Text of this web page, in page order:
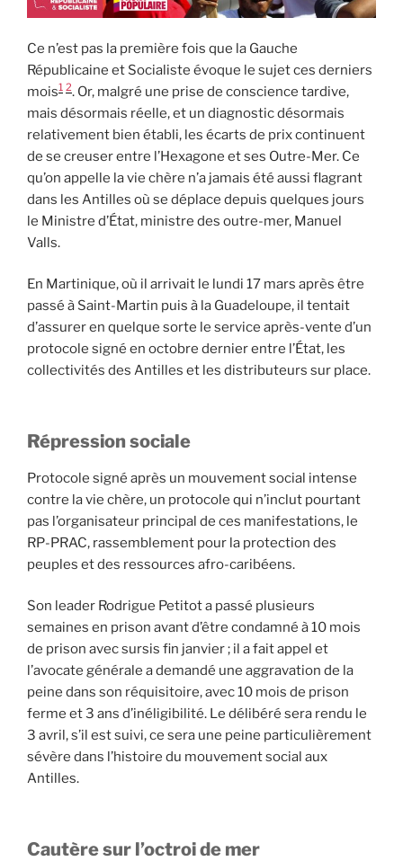
Ce n’est pas la première fois que la Gauche
Républicaine et Socialiste évoque le sujet ces derniers
mois1 2. Or, malgré une prise de conscience tardive,
mais désormais réelle, et un diagnostic désormais
relativement bien établi, les écarts de prix continuent
de se creuser entre l’Hexagone et ses Outre-Mer. Ce
qu’on appelle la vie chère n’a jamais été aussi flagrant
dans les Antilles où se déplace depuis quelques jours
le Ministre d’État, ministre des outre-mer, Manuel
Valls.
En Martinique, où il arrivait le lundi 17 mars après être
passé à Saint-Martin puis à la Guadeloupe, il tentait
d’assurer en quelque sorte le service après-vente d’un
protocole signé en octobre dernier entre l’État, les
collectivités des Antilles et les distributeurs sur place.
Répression sociale
Protocole signé après un mouvement social intense
contre la vie chère, un protocole qui n’inclut pourtant
pas l’organisateur principal de ces manifestations, le
RP-PRAC, rassemblement pour la protection des
peuples et des ressources afro-caribéens.
Son leader Rodrigue Petitot a passé plusieurs
semaines en prison avant d’être condamné à 10 mois
de prison avec sursis fin janvier ; il a fait appel et
l’avocate générale a demandé une aggravation de la
peine dans son réquisitoire, avec 10 mois de prison
ferme et 3 ans d’inéligibilité. Le délibéré sera rendu le
3 avril, s’il est suivi, ce sera une peine particulièrement
sévère dans l’histoire du mouvement social aux
Antilles.
Cautère sur l’octroi de mer